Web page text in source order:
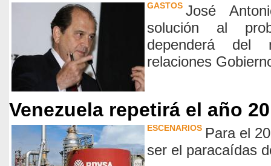
GASTOS José
solución al
dependerá del
relaciones
Venezuela repetirá el año
ESCENARIOS Para el
ser el paracaídas